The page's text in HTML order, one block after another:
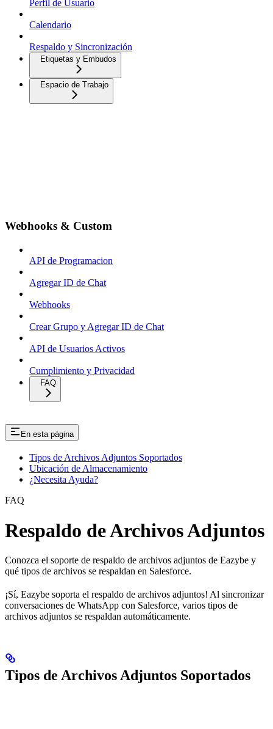
Perfil de Usuario
Calendario
Respaldo y Sincronización
Etiquetas y Embudos
Espacio de Trabajo
Webhooks & Custom
API de Programacion
Agregar ID de Chat
Webhooks
Crear Grupo y Agregar ID de Chat
API de Usuarios Activos
Cumplimiento y Privacidad
FAQ
En esta página
Tipos de Archivos Adjuntos Soportados
Ubicación de Almacenamiento
¿Necesita Ayuda?
FAQ
Respaldo de Archivos Adjuntos
Conozca el soporte de respaldo de archivos adjuntos de Eazybe y
qué tipos de archivos se respaldan en Salesforce.
¡Sí, Eazybe soporta el respaldo de archivos adjuntos! Al sincronizar
conversaciones de WhatsApp con Salesforce, varios tipos de
archivos adjuntos se respaldan automáticamente.
Tipos de Archivos Adjuntos Soportados